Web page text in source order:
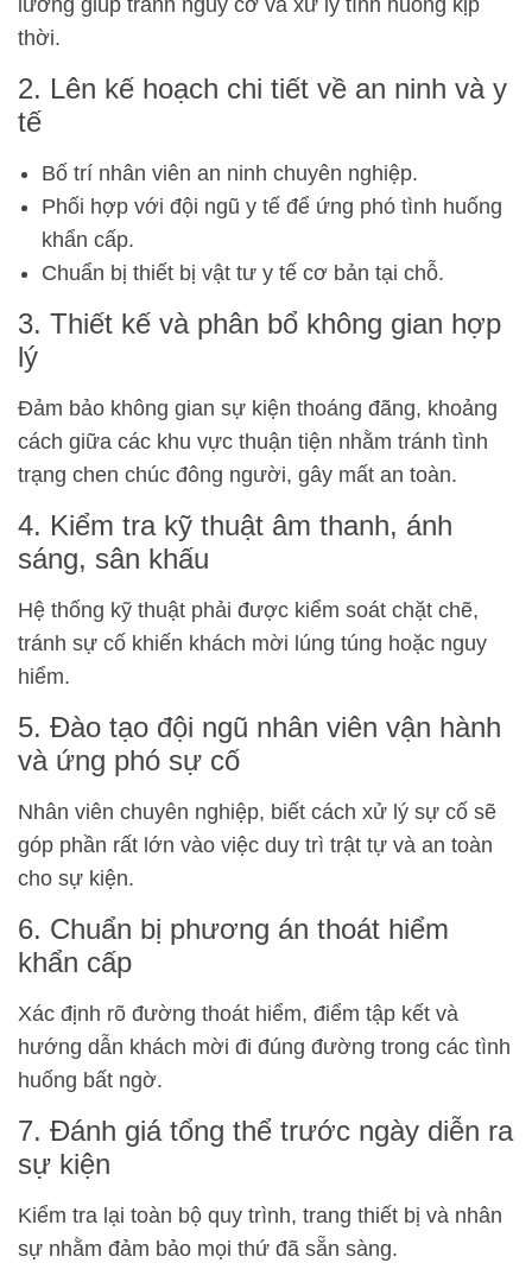
lưỡng giúp tránh nguy cơ và xử lý tình huống kịp
thời.
2. Lên kế hoạch chi tiết về an ninh và y
tế
Bố trí nhân viên an ninh chuyên nghiệp.
Phối hợp với đội ngũ y tế để ứng phó tình huống
khẩn cấp.
Chuẩn bị thiết bị vật tư y tế cơ bản tại chỗ.
3. Thiết kế và phân bổ không gian hợp
lý
Đảm bảo không gian sự kiện thoáng đãng, khoảng
cách giữa các khu vực thuận tiện nhằm tránh tình
trạng chen chúc đông người, gây mất an toàn.
4. Kiểm tra kỹ thuật âm thanh, ánh
sáng, sân khấu
Hệ thống kỹ thuật phải được kiểm soát chặt chẽ,
tránh sự cố khiến khách mời lúng túng hoặc nguy
hiểm.
5. Đào tạo đội ngũ nhân viên vận hành
và ứng phó sự cố
Nhân viên chuyên nghiệp, biết cách xử lý sự cố sẽ
góp phần rất lớn vào việc duy trì trật tự và an toàn
cho sự kiện.
6. Chuẩn bị phương án thoát hiểm
khẩn cấp
Xác định rõ đường thoát hiểm, điểm tập kết và
hướng dẫn khách mời đi đúng đường trong các tình
huống bất ngờ.
7. Đánh giá tổng thể trước ngày diễn ra
sự kiện
Kiểm tra lại toàn bộ quy trình, trang thiết bị và nhân
sự nhằm đảm bảo mọi thứ đã sẵn sàng.